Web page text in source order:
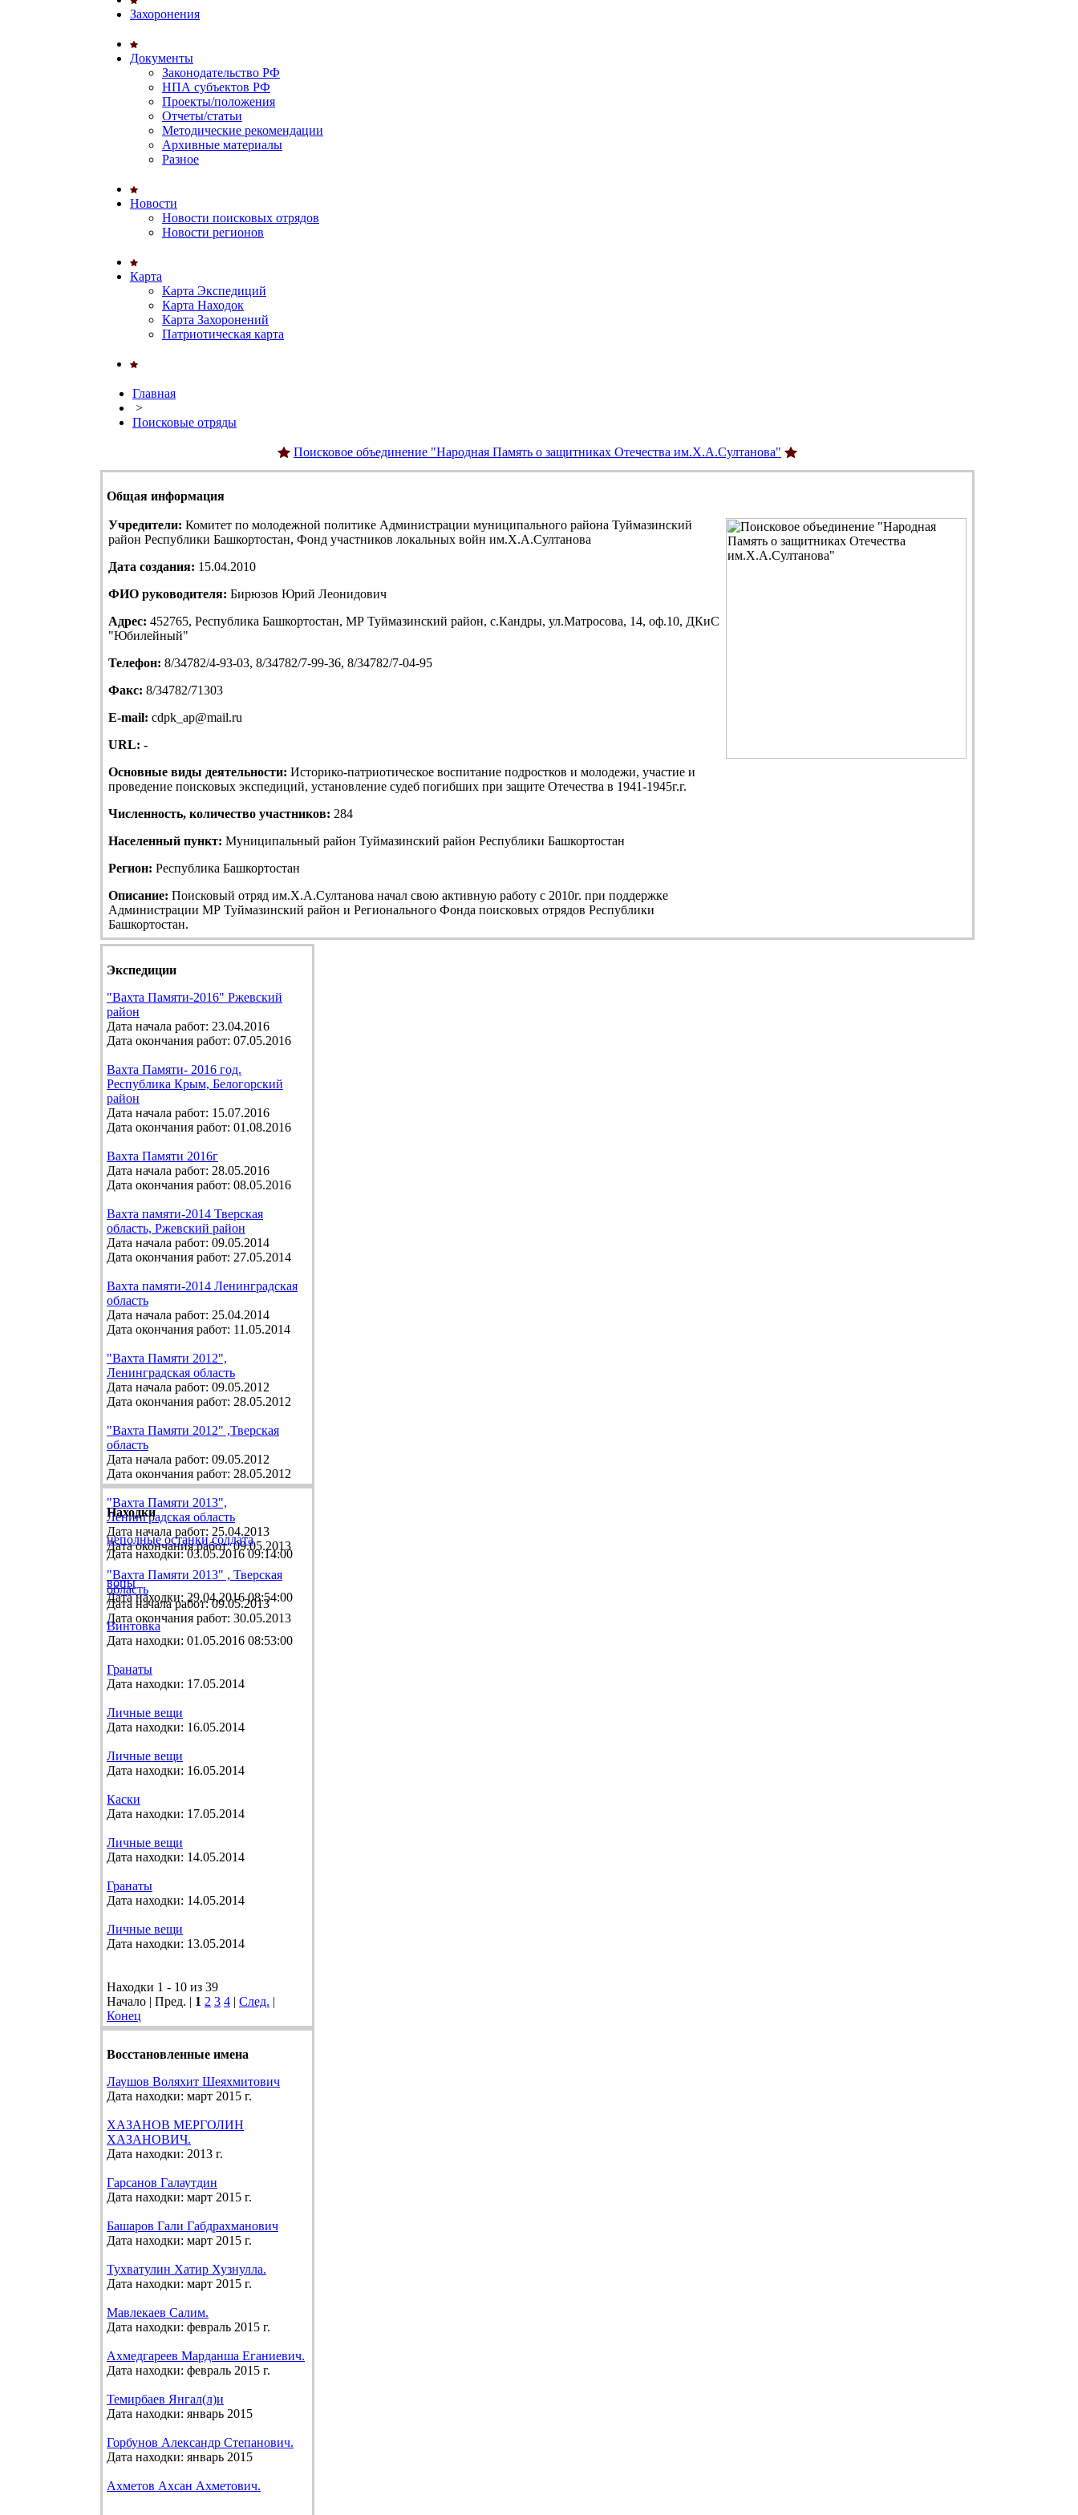
Захоронения
Документы
Законодательство РФ
НПА субъектов РФ
Проекты/положения
Отчеты/статьи
Методические рекомендации
Архивные материалы
Разное
Новости
Новости поисковых отрядов
Новости регионов
Карта
Карта Экспедиций
Карта Находок
Карта Захоронений
Патриотическая карта
Главная
>
Поисковые отряды
Поисковое объединение "Народная Память о защитниках Отечества им.Х.А.Султанова"
Общая информация
Учредители: Комитет по молодежной политике Администрации муниципального района Туймазинский
район Республики Башкортостан, Фонд участников локальных войн им.Х.А.Султанова
Дата создания: 15.04.2010
ФИО руководителя: Бирюзов Юрий Леонидович
Адрес: 452765, Республика Башкортостан, МР Туймазинский район, с.Кандры, ул.Матросова, 14, оф.10, ДКиС
"Юбилейный"
Телефон: 8/34782/4-93-03, 8/34782/7-99-36, 8/34782/7-04-95
Факс: 8/34782/71303
E-mail: cdpk_ap@mail.ru
URL: -
Основные виды деятельности: Историко-патриотическое воспитание подростков и молодежи, участие и
проведение поисковых экспедиций, установление судеб погибших при защите Отечества в 1941-1945г.г.
Численность, количество участников: 284
Населенный пункт: Муниципальный район Туймазинский район Республики Башкортостан
Регион: Республика Башкортостан
Описание: Поисковый отряд им.Х.А.Султанова начал свою активную работу с 2010г. при поддержке
Администрации МР Туймазинский район и Регионального Фонда поисковых отрядов Республики
Башкортостан.
Экспедиции
"Вахта Памяти-2016" Ржевский
район
Дата начала работ: 23.04.2016
Дата окончания работ: 07.05.2016
Вахта Памяти- 2016 год.
Республика Крым, Белогорский
район
Дата начала работ: 15.07.2016
Дата окончания работ: 01.08.2016
Вахта Памяти 2016г
Дата начала работ: 28.05.2016
Дата окончания работ: 08.05.2016
Вахта памяти-2014 Тверская
область, Ржевский район
Дата начала работ: 09.05.2014
Дата окончания работ: 27.05.2014
Вахта памяти-2014 Ленинградская
область
Дата начала работ: 25.04.2014
Дата окончания работ: 11.05.2014
"Вахта Памяти 2012",
Ленинградская область
Дата начала работ: 09.05.2012
Дата окончания работ: 28.05.2012
"Вахта Памяти 2012" ,Тверская
область
Дата начала работ: 09.05.2012
Дата окончания работ: 28.05.2012
"Вахта Памяти 2013",
Ленинградская область
Дата начала работ: 25.04.2013
Дата окончания работ: 09.05.2013
"Вахта Памяти 2013" , Тверская
область
Дата начала работ: 09.05.2013
Дата окончания работ: 30.05.2013
Находки
неполные останки солдата
Дата находки: 03.05.2016 09:14:00
вопы
Дата находки: 29.04.2016 08:54:00
Винтовка
Дата находки: 01.05.2016 08:53:00
Гранаты
Дата находки: 17.05.2014
Личные вещи
Дата находки: 16.05.2014
Личные вещи
Дата находки: 16.05.2014
Каски
Дата находки: 17.05.2014
Личные вещи
Дата находки: 14.05.2014
Гранаты
Дата находки: 14.05.2014
Личные вещи
Дата находки: 13.05.2014
Находки 1 - 10 из 39
Начало | Пред. | 1 2 3 4 | След. |
Конец
Восстановленные имена
Лаушов Воляхит Шеяхмитович
Дата находки: март 2015 г.
ХАЗАНОВ МЕРГОЛИН
ХАЗАНОВИЧ.
Дата находки: 2013 г.
Гарсанов Галаутдин
Дата находки: март 2015 г.
Башаров Гали Габдрахманович
Дата находки: март 2015 г.
Тухватулин Хатир Хузнулла.
Дата находки: март 2015 г.
Мавлекаев Салим.
Дата находки: февраль 2015 г.
Ахмедгареев Марданша Еганиевич.
Дата находки: февраль 2015 г.
Темирбаев Янгал(л)и
Дата находки: январь 2015
Горбунов Александр Степанович.
Дата находки: январь 2015
Ахметов Ахсан Ахметович.